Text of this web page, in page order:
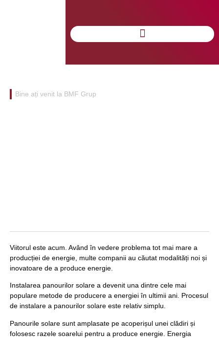
Bine ați venit la BMF Grup
Viitorul este acum. Având în vedere problema tot mai mare a
producției de energie, multe companii au căutat modalități noi și
inovatoare de a produce energie.
Instalarea panourilor solare a devenit una dintre cele mai
populare metode de producere a energiei în ultimii ani. Procesul
de instalare a panourilor solare este relativ simplu.
Panourile solare sunt amplasate pe acoperișul unei clădiri și
folosesc razele soarelui pentru a produce energie. Energia